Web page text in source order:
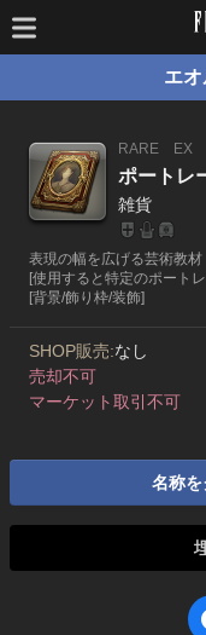
エ
RARE
EX
ポートレ
雑貨
表現の幅を広げる芸術教材
[使用すると特定のポート
[背景/飾り枠/装飾]
SHOP販売:なし
売却不可
マーケット取引不可
名称